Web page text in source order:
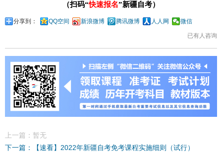
（扫码“快速报名”新疆自考）
分享到： QQ空间 新浪微博 腾讯微博 人人网 微信
已有人咨询
上一篇：暂无
下一篇：【速看】2022年新疆自考免考课程实施细则（试行）